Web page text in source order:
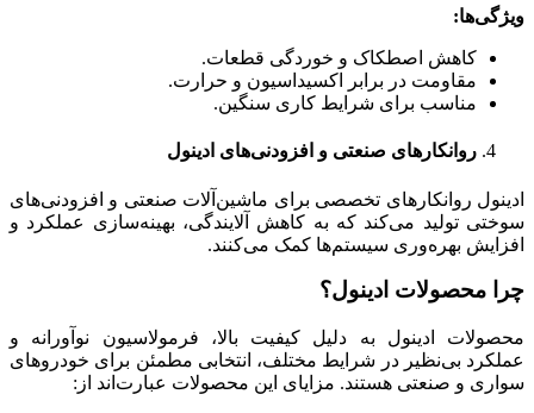
ویژگی‌ها:
کاهش اصطکاک و خوردگی قطعات.
مقاومت در برابر اکسیداسیون و حرارت.
مناسب برای شرایط کاری سنگین.
روانکارهای صنعتی و افزودنی‌های ادینول
ادینول روانکارهای تخصصی برای ماشین‌آلات صنعتی و افزودنی‌های
سوختی تولید می‌کند که به کاهش آلایندگی، بهینه‌سازی عملکرد و
افزایش بهره‌وری سیستم‌ها کمک می‌کنند.
چرا محصولات ادینول؟
محصولات ادینول به دلیل کیفیت بالا، فرمولاسیون نوآورانه و
عملکرد بی‌نظیر در شرایط مختلف، انتخابی مطمئن برای خودروهای
سواری و صنعتی هستند. مزایای این محصولات عبارت‌اند از: